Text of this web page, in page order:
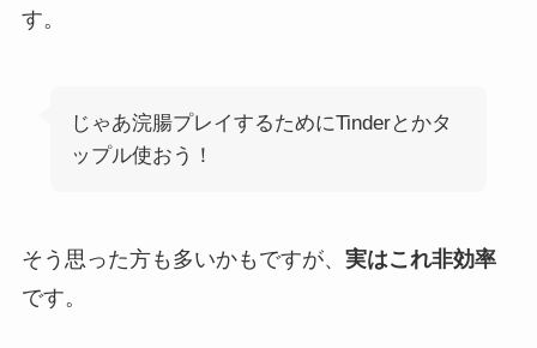
す。
じゃあ浣腸プレイするためにTinderとかタ
ップル使おう！
そう思った方も多いかもですが、 実はこれ非効率
です。